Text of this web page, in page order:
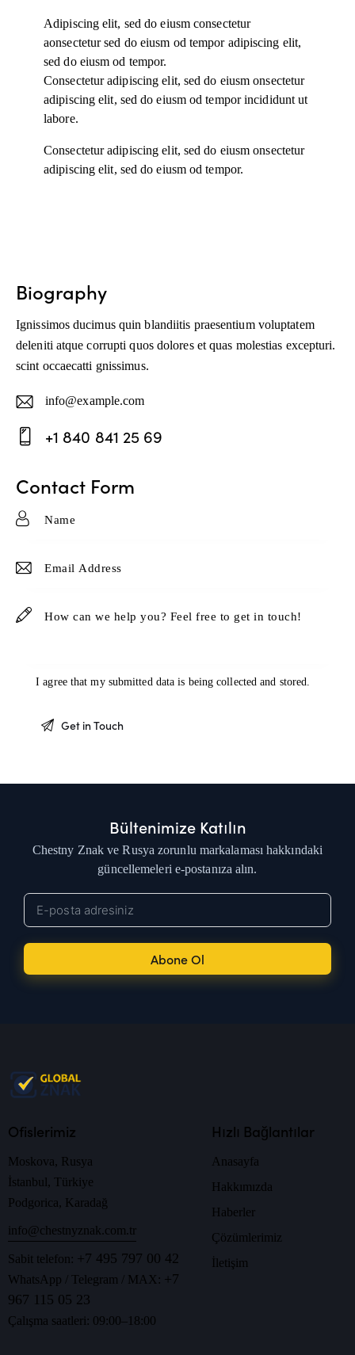
Adipiscing elit, sed do eiusm consectetur
aonsectetur sed do eiusm od tempor adipiscing elit,
sed do eiusm od tempor.
Consectetur adipiscing elit, sed do eiusm onsectetur
adipiscing elit, sed do eiusm od tempor incididunt ut
labore.
Consectetur adipiscing elit, sed do eiusm onsectetur
adipiscing elit, sed do eiusm od tempor.
Biography
Ignissimos ducimus quin blandiitis praesentium voluptatem
deleniti atque corrupti quos dolores et quas molestias excepturi.
scint occaecatti gnissimus.
E-
ma
info@example.com
on
+1 840 841 25 69
Contact Form
I agree that my submitted data is beingcollected and stored
Bültenimize Katılın
Chestny Znak ve Rusya zorunlu markalaması hakkındaki
güncellemeleri e-postanıza alın.
Abone Ol
Ofislerimiz
Moskova, Rusya
İstanbul, Türkiye
Podgorica, Karadağ
info@chestnyznak.com.tr
Sabit telefon: +7 495 797 00 42
WhatsApp / Telegram / MAX: +7
967 115 05 23
Çalışma saatleri: 09:00–18:00
Hızlı Bağlantılar
Anasayfa
Hakkımızda
Haberler
Çözümlerimiz
İletişim